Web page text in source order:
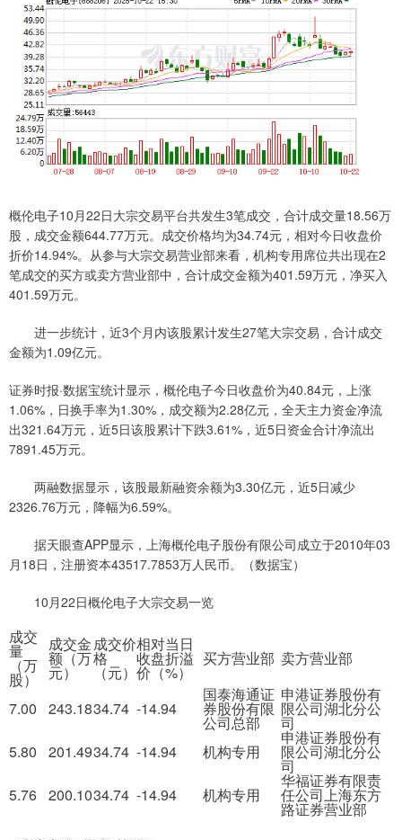
概伦电子10月22日大宗交易平台共发生3笔成交，合计成交量18.56万
股，成交金额644.77万元。成交价格均为34.74元，相对今日收盘价
折价14.94%。从参与大宗交易营业部来看，机构专用席位共出现在2
笔成交的买方或卖方营业部中，合计成交金额为401.59万元，净买入
401.59万元。
进一步统计，近3个月内该股累计发生27笔大宗交易，合计成交
金额为1.09亿元。
证券时报·数据宝统计显示，概伦电子今日收盘价为40.84元，上涨
1.06%，日换手率为1.30%，成交额为2.28亿元，全天主力资金净流
出321.64万元，近5日该股累计下跌3.61%，近5日资金合计净流出
7891.45万元。
两融数据显示，该股最新融资余额为3.30亿元，近5日减少
2326.76万元，降幅为6.59%。
据天眼查APP显示，上海概伦电子股份有限公司成立于2010年03
月18日，注册资本43517.7853万人民币。（数据宝）
10月22日概伦电子大宗交易一览
成交
量
（万
股）
成交金
额（万
元）
成交价
格
（元）
相对当日
收盘折溢
价（%）
买方营业部 卖方营业部
7.00 243.1834.74 -14.94
国泰海通证
券股份有限
公司总部
申港证券股份有
限公司湖北分公
司
5.80
201.4934.74 -14.94 机构专用
申港证券股份有
限公司湖北分公
司
5.76 200.1034.74 -14.94 机构专用
华福证券有限责
任公司上海东方
路证券营业部